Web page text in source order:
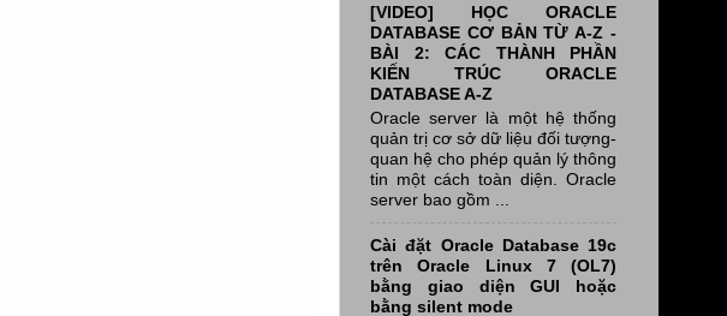
[VIDEO] HỌC ORACLE
DATABASE CƠ BẢN TỪ A-Z -
BÀI 2: CÁC THÀNH PHẦN
KIẾN TRÚC ORACLE
DATABASE A-Z
Oracle server là một hệ thống
quản trị cơ sở dữ liệu đối tượng-
quan hệ cho phép quản lý thông
tin một cách toàn diện. Oracle
server bao gồm ...
Cài đặt Oracle Database 19c
trên Oracle Linux 7 (OL7)
bằng giao diện GUI hoặc
bằng silent mode